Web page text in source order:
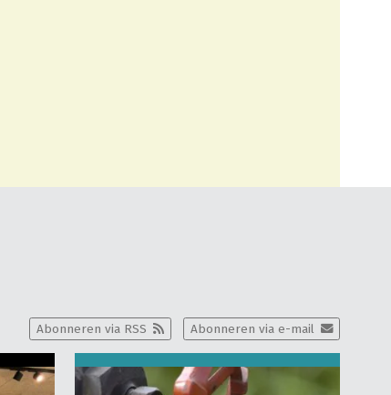
Abonneren via e-mail
Abonneren via RSS